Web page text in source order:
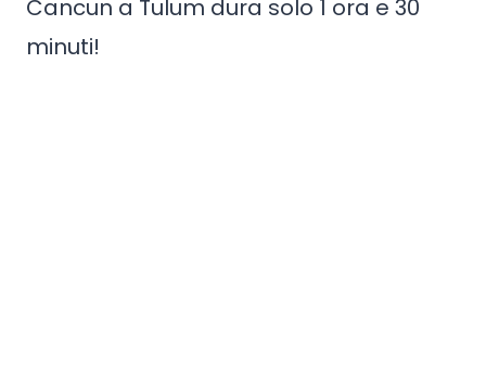
Cancun a Tulum dura solo 1 ora e 30
minuti!